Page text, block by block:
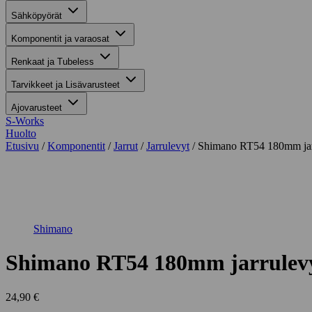
Sähköpyörät
Komponentit ja varaosat
Renkaat ja Tubeless
Tarvikkeet ja Lisävarusteet
Ajovarusteet
S-Works
Huolto
Etusivu /Komponentit /Jarrut /Jarrulevyt / Shimano RT54 180mm
Shimano
Shimano RT54 180mm
24,90 €